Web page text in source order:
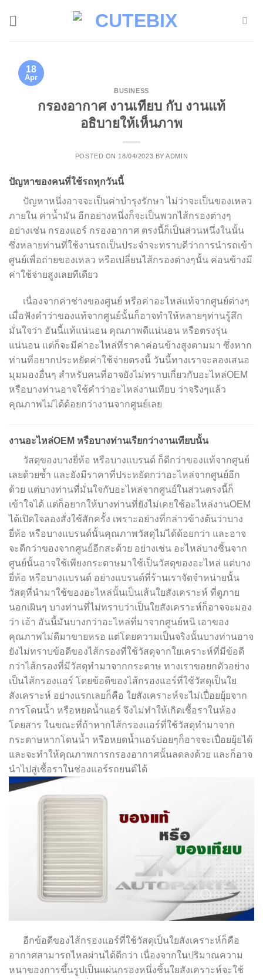
18
Apr
BUSINESS
กรองอากาศ งานเทียบ กับ งานแท้
อธิบายให้เห็นภาพ
POSTED ON 18/04/2023 BYADMIN
ปัญหาของคนที่ใช้รถทุกวันนี้
ปัญหาหนึ่งอาจจะเป็นค่าบำรุงรักษา ไม่ว่าจะเป็นของเหลว
ภายใน ค่าน้ำมัน อีกอย่างหนึ่งก็จะเป็นพวกไส้กรองต่างๆ
อย่างเช่น กรองแอร์ กรองอากาศ ตรงนี้ก็เป็นส่วนหนึ่งในนั้น
ซึ่งหลายท่านที่ใช้งานรถเป็นประจำจะทราบดีว่าการนำรถเข้า
ศูนย์เพื่อถ่ายของเหลว หรือเปลี่ยนไส้กรองต่างๆนั้น ค่อนข้างมี
ค่าใช้จ่ายสูงเลยทีเดียว
เนื่องจากค่าช่างของศูนย์ หรือค่าอะไหล่แท้จากศูนย์ต่างๆ
เมื่อฟังคำว่าของแท้จากศูนย์นั้นก็อาจทำให้หลายๆท่านรู้สึก
มั่นใจว่า อันนี้แท้แน่นอน คุณภาพดีแน่นอน หรือตรงรุ่น
แน่นอน แต่ก็จะมีค่าอะไหล่ที่ราคาค่อนข้างสูงตามมา ซึ่งหาก
ท่านที่อยากประหยัดค่าใช้จ่ายตรงนี้ วันนี้ทางเราจะลองเสนอ
มุมมองอื่นๆ สำหรับคนที่อาจยังไม่ทราบเกี่ยวกับอะไหล่OEM
หรือบางท่านอาจใช้คำว่าอะไหล่งานเทียบ ว่าจริงๆแล้ว
คุณภาพไม่ได้ด้อยกว่างานจากศูนย์เลย
งานอะไหล่OEM หรือบางท่านเรียกว่างานเทียบนั้น
วัสดุของบางยี่ห้อ หรือบางแบรนด์ ก็ดีกว่าของแท้จากศูนย์
เลยด้วยซ้ำ และยังมีราคาที่ประหยัดกว่าอะไหล่จากศูนย์อีก
ด้วย แต่บางท่านที่มั่นใจกับอะไหล่จากศูนย์ในส่วนตรงนี้ก็
เข้าใจได้ แต่ก็อยากให้บางท่านที่ยังไม่เคยใช้อะไหล่งานOEM
ได้เปิดใจลองสั่งใช้สักครั้ง เพราะอย่างที่กล่าวข้างต้นว่าบาง
ยี่ห้อ หรือบางแบรนด์นั้นคุณภาพวัสดุไม่ได้ด้อยกว่า และอาจ
จะดีกว่าของจากศูนย์อีกสะด้วย อย่างเช่น อะไหล่บางชิ้นจาก
ศูนย์นั้นอาจใช้เพียงกระดาษมาใช้เป็นวัสดุของอะไหล่ แต่บาง
ยี่ห้อ หรือบางแบรนด์ อย่างแบรนด์ที่ร้านเราจัดจำหน่ายนั้น
วัสดุที่นำมาใช้ของอะไหล่นั้นเป็นเส้นใยสังเคราะห์ ที่ดูภาย
นอกเผินๆ บางท่านที่ไม่ทราบว่าเป็นใยสังเคราะห์ก็อาจจะมอง
ว่า เอ้า อันนี้มันบางกว่าอะไหล่ที่มาจากศูนย์หนิ เอาของ
คุณภาพไม่ดีมาขายหรอ แต่โดยความเป็นจริงนั้นบางท่านอาจ
ยังไม่ทราบข้อดีของไส้กรองที่ใช้วัสดุจากใยเคราะห์ที่มีข้อดี
กว่าไส้กรองที่มีวัสดุทำมาจากกระดาษ ทางเราขอยกตัวอย่าง
เป็นไส้กรองแอร์ โดยข้อดีของไส้กรองแอร์ที่ใช้วัสดุเป็นใย
สังเคราะห์ อย่างแรกเลยก็คือ ใยสังเคราะห์จะไม่เปื่อยยุ้ยจาก
การโดนน้ำ หรือหยดน้ำแอร์ จึงไม่ทำให้เกิดเชื้อราในห้อง
โดยสาร ในขณะที่ถ้าหากไส้กรองแอร์ที่ใช้วัสดุทำมาจาก
กระดาษหากโดนน้ำ หรือหยดน้ำแอร์บ่อยๆก็อาจจะเปื่อยยุ้ยได้
และจะทำให้คุณภาพการกรองอากาศนั้นลดลงด้วย และก็อาจ
นำไปสู่เชื้อราในช่องแอร์รถยนต์ได้
อีกข้อดีของไส้กรองแอร์ที่ใช้วัสดุเป็นใยสังเคราะห์ก็คือ
อากาศสามารถไหลผ่านได้ดีกว่า เนื่องจากในปริมาณความ
หนาของการขึ้นรูปเป็นแผ่นกรองหนึ่งชิ้นใยสังเคราะห์จะใช้